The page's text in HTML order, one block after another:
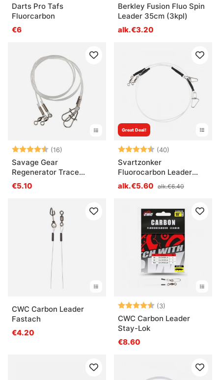
Darts Pro Tafs
Fluorcarbon
€6
Berkley Fusion Fluo Spin
Leader 35cm (3kpl)
alk.€3.20
Arvio: (16)
4.4 5:sta tähdestä
Savage Gear
Regenerator Trace
1.0mm 3kpl
€5.10
Great Deal!
Arvio: (40)
Svartzonker
Fluorocarbon Leader
40cm 2kpl
alk.€5.60 alk.€6.40
CWC Carbon Leader
Fastach
€4.20
Arvio: (3)
CWC Carbon Leader
Stay-Lok
€8.60